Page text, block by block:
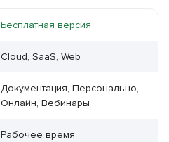
Бесплатная версия
Cloud, SaaS, Web
Документация, Персонально,
Онлайн, Вебинары
Рабочее время